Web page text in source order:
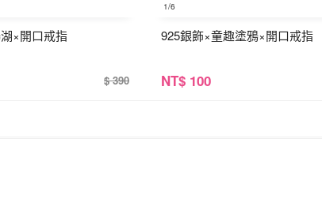
×開口戒指
$ 390
1/6
925銀飾×童趣塗鴉×開口戒指
NT$ 100